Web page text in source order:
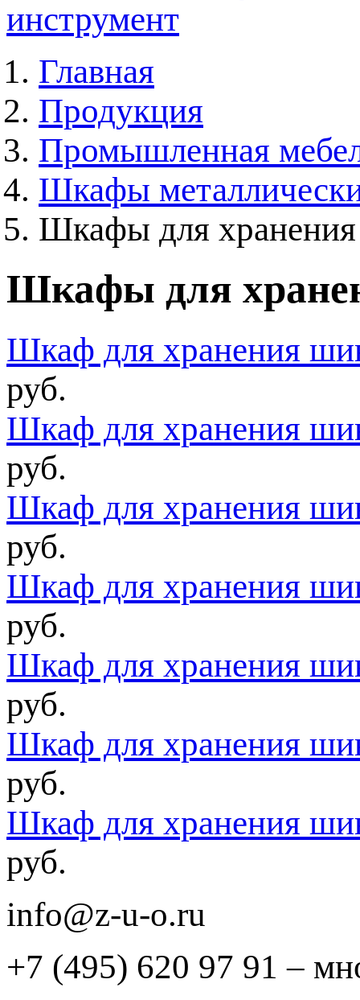
инструмент
Главная
Продукция
Промышленная
Шкафы
Шкафы для
Шкафы для
Шкаф для хранения
руб.
Шкаф для хранения
руб.
Шкаф для хранения
руб.
Шкаф для хранения
руб.
Шкаф для хранения
руб.
Шкаф для хранения
руб.
Шкаф для хранения
руб.
info@z-u-o.ru
+7 (495) 620 97 91 –